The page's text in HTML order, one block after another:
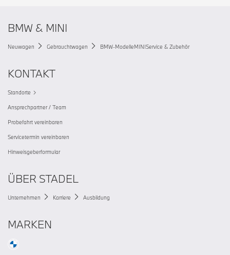
BMW & MINI
Neuwagen Gebrauchtwagen BMW-ModelleMINIService & Zubehör
KONTAKT
Standorte
Ansprechpartner / Team
Probefahrt vereinbaren
Servicetermin vereinbaren
Hinweisgeberformular
ÜBER STADEL
Unternehmen Karriere Ausbildung
MARKEN